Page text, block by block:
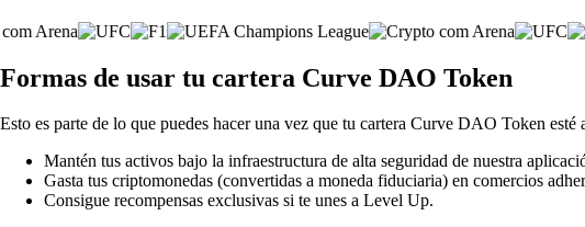
Formas de usar tu cartera Curve DAO Token
Esto es parte de lo que puedes hacer una vez que tu cartera Curve DAO Token esté
Mantén tus activos bajo la infraestructura de alta seguridad de nuestra
Gasta tus criptomonedas (convertidas a moneda fiduciaria) en comercios
Consigue recompensas exclusivas si te unes a Level Up.